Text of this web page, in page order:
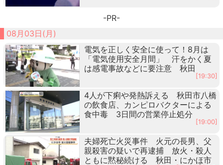
-PR-
08月03日(月)
電気を正しく安全に使って！8月は
「電気使用安全月間」 汗をかく夏
は感電事故などに要注意 秋田
[19:30]
4人が下痢や発熱訴える 秋田市八橋
の飲食店、カンピロバクターによる
食中毒 3日間の営業停止処分
[19:00]
夫婦死亡火災事件 火元の長男、父
親殺害の疑いで再逮捕 放火・殺人
ともに黙秘続ける 秋田・にかほ市